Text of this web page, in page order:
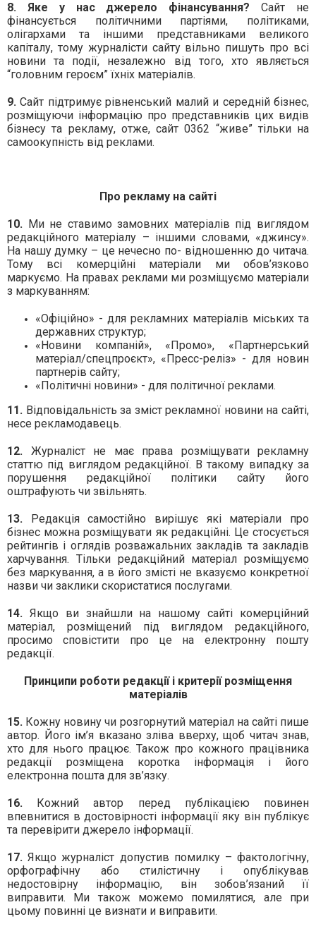
8. Яке у нас джерело фінансування? Сайт не
фінансується політичними партіями, політиками,
олігархами та іншими представниками великого
капіталу, тому журналісти сайту вільно пишуть про всі
новини та події, незалежно від того, хто являється
“головним героєм” їхніх матеріалів.
9. Сайт підтримує рівненський малий и середній бізнес,
розміщуючи інформацію про представників цих видів
бізнесу та рекламу, отже, сайт 0362 “живе” тільки на
самоокупність від реклами.
Про рекламу на сайті
10. Ми не ставимо замовних матеріалів під виглядом
редакційного матеріалу – іншими словами, «джинсу».
На нашу думку – це нечесно по- відношенню до читача.
Тому всі комерційні матеріали ми обов’язково
маркуємо. На правах реклами ми розміщуємо матеріали
з маркуванням:
«Офіційно» - для рекламних матеріалів міських та
державних структур;
«Новини компаній», «Промо», «Партнерський
матеріал/спецпроєкт», «Пресс-реліз» - для новин
партнерів сайту;
«Політичні новини» - для політичної реклами.
11. Відповідальність за зміст рекламної новини на сайті,
несе рекламодавець.
12. Журналіст не має права розміщувати рекламну
статтю під виглядом редакційної. В такому випадку за
порушення редакційної політики сайту його
оштрафують чи звільнять.
13. Редакція самостійно вирішує які матеріали про
бізнес можна розміщувати як редакційні. Це стосується
рейтингів і оглядів розважальних закладів та закладів
харчування. Тільки редакційний матеріал розміщуємо
без маркування, а в його змісті не вказуємо конкретної
назви чи заклики скористатися послугами.
14. Якщо ви знайшли на нашому сайті комерційний
матеріал, розміщений під виглядом редакційного,
просимо сповістити про це на електронну пошту
редакції.
Принципи роботи редакції і критерії розміщення
матеріалів
15. Кожну новину чи розгорнутий матеріал на сайті пише
автор. Його ім’я вказано зліва вверху, щоб читач знав,
хто для нього працює. Також про кожного працівника
редакції розміщена коротка інформація і його
електронна пошта для зв’язку.
16. Кожний автор перед публікацією повинен
впевнитися в достовірності інформації яку він публікує
та перевірити джерело інформації.
17. Якщо журналіст допустив помилку – фактологічну,
орфографічну або стилістичну і опублікував
недостовірну інформацію, він зобов’язаний її
виправити. Ми також можемо помилятися, але при
цьому повинні це визнати и виправити.